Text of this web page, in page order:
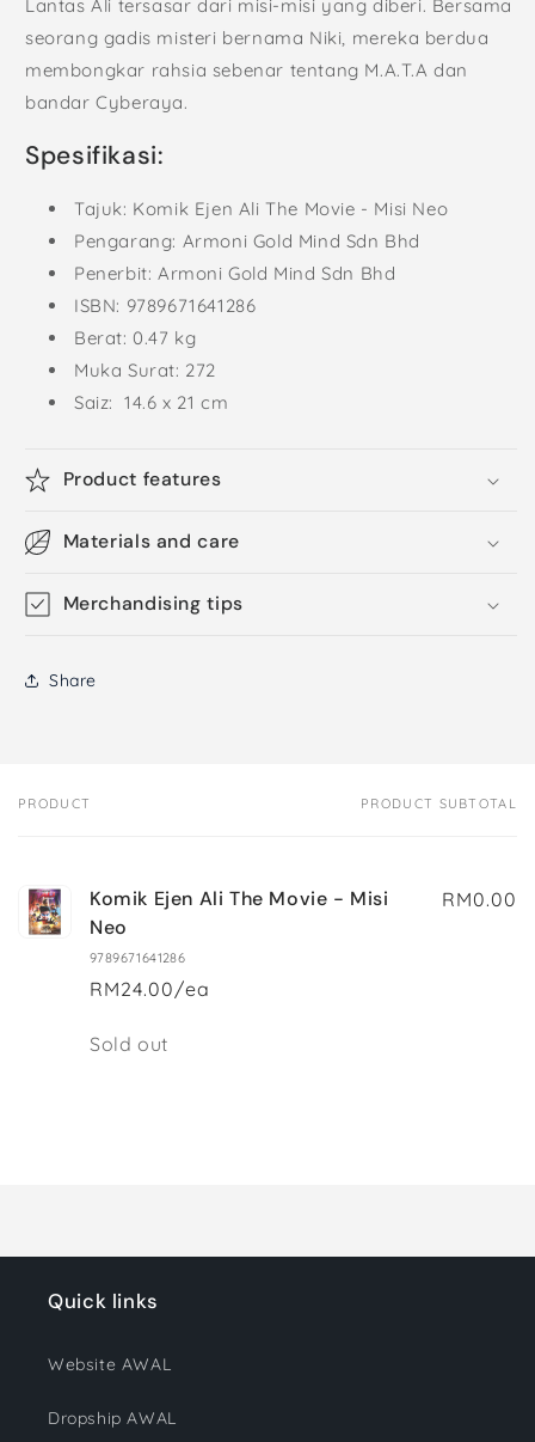
Lantas Ali tersasar dari misi-misi yang diberi. Bersama
seorang gadis misteri bernama Niki, mereka berdua
membongkar rahsia sebenar tentang M.A.T.A dan
bandar Cyberaya.
Spesifikasi:
Tajuk: Komik Ejen Ali The Movie - Misi Neo
Pengarang: Armoni Gold Mind Sdn Bhd
Penerbit: Armoni Gold Mind Sdn Bhd
ISBN: 9789671641286
Berat: 0.47 kg
Muka Surat: 272
Saiz: 14.6 x 21 cm
Product features
Materials and care
Merchandising tips
Share
Your
PRODUCT PRODUCT SUBTOTAL
Komik Ejen Ali The Movie - Misi
Neo
9789671641286
RM24.00/ea
RM0.00
Quantity
Sold out
Quick links
Website AWAL
Dropship AWAL